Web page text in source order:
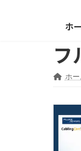
ホ
フ
ホー